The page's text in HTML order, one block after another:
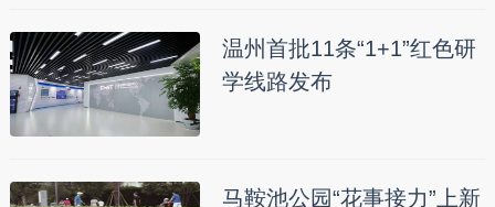
温州首批11条“1+1”红色研
学线路发布
马鞍池公园“花事接力”上新